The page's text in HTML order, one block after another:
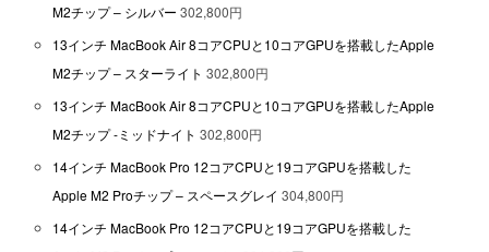
M2チップ – シルバー 302,800円
13インチ MacBook Air 8コアCPUと10コアGPUを搭載したApple
M2チップ – スターライト 302,800円
13インチ MacBook Air 8コアCPUと10コアGPUを搭載したApple
M2チップ -ミッドナイト 302,800円
14インチ MacBook Pro 12コアCPUと19コアGPUを搭載した
Apple M2 Proチップ – スペースグレイ 304,800円
14インチ MacBook Pro 12コアCPUと19コアGPUを搭載した